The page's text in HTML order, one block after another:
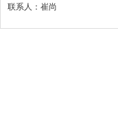
联系人：崔尚